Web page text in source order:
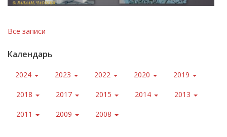
Все записи
Календарь
2024 2023 2022 2020 2019
2018 2017 2015 2014 2013
2011 2009 2008